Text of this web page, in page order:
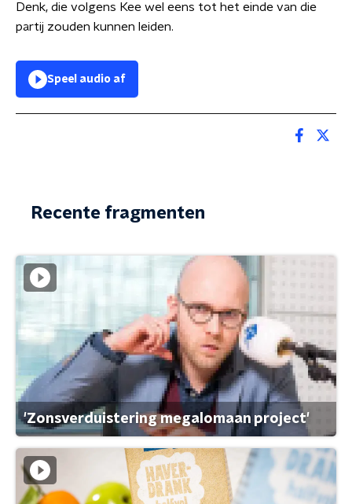
Denk, die volgens Kee wel eens tot het einde van die
partij zouden kunnen leiden.
Speel audio af
Recente fragmenten
'Zonsverduistering megalomaan project'